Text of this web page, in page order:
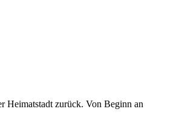
Heimatstadt zurück. Von Beginn an